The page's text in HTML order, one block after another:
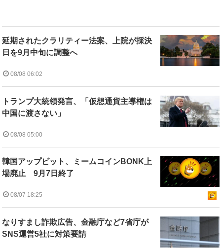
延期されたクラリティー法案、上院が採決
日を9月中旬に調整へ
08/08 06:02
トランプ大統領発言、「仮想通貨主導権は
中国に渡さない」
08/08 05:00
韓国アップビット、ミームコインBONK上
場廃止 9月7日終了
08/07 18:25
なりすまし詐欺広告、金融庁など7省庁が
SNS運営5社に対策要請